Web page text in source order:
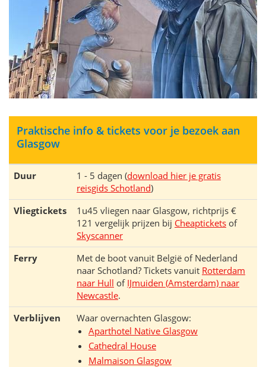
Praktische info & tickets voor je bezoek aan
Glasgow
Duur 1 - 5 dagen (download hier je gratis
reisgids Schotland)
Vliegtickets
1u45 vliegen naar Glasgow, richtprijs €
121 vergelijk prijzen bij Cheaptickets of
Skyscanner
Ferry
Met de boot vanuit België of Nederland
naar Schotland? Tickets vanuit Rotterdam
naar Hull of IJmuiden (Amsterdam) naar
Newcastle.
Verblijven
Waar overnachten Glasgow:
Aparthotel Native Glasgow
Cathedral House
Malmaison Glasgow